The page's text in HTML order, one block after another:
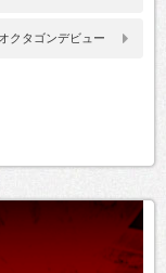
クタゴンデビュー